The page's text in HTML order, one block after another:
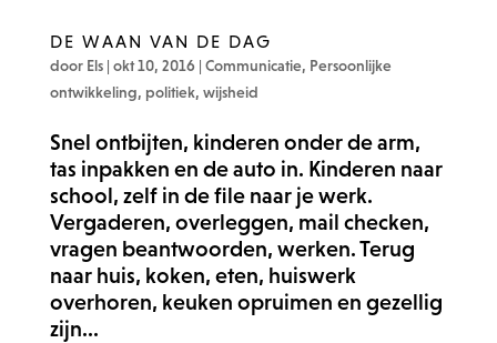
DE WAAN VAN DE DAG
door Els| okt 10, 2016| Communicatie, Persoonlijke
ontwikkeling, politiek, wijsheid
Snel ontbijten, kinderen onder de arm,
tas inpakken en de auto in. Kinderen naar
school, zelf in de file naar je werk.
Vergaderen, overleggen, mail checken,
vragen beantwoorden, werken. Terug
naar huis, koken, eten, huiswerk
overhoren, keuken opruimen en gezellig
zijn...